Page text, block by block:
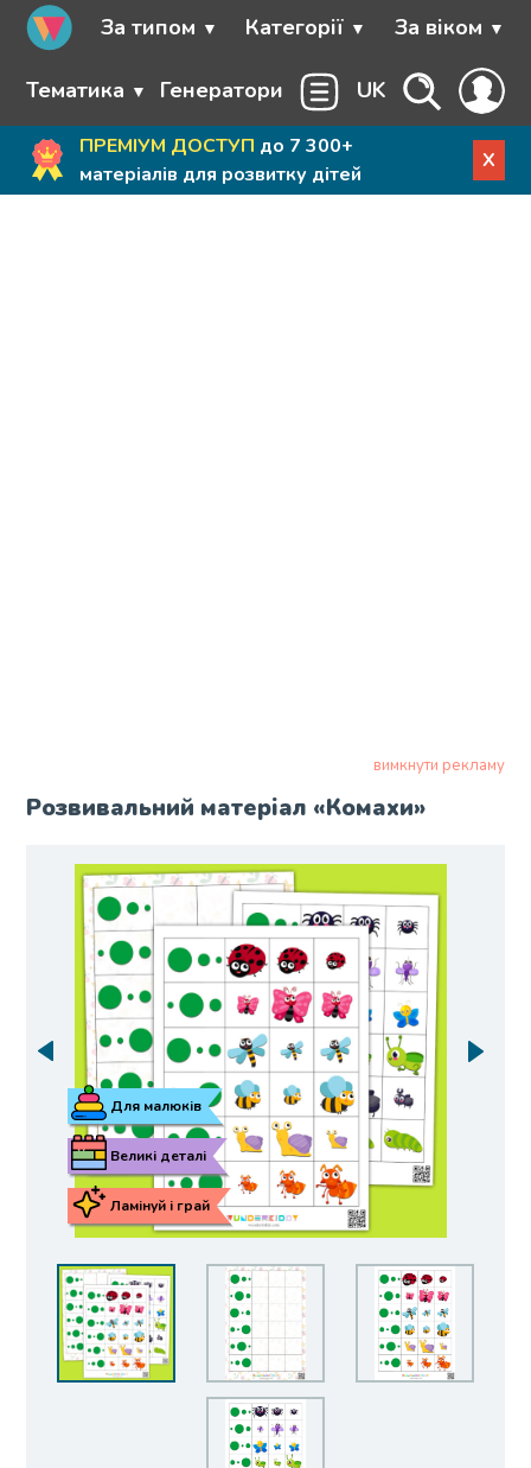
За типом Категорії За віком
Тематика Генератори UK
ПРЕМІУМ ДОСТУП до 7 300+
матеріалів для розвитку дітей
X
вимкнути рекламу
Розвивальний матеріал «Комахи»
Ламінуй і грай
Великі деталі
Для малюків